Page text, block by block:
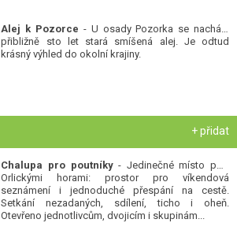
Alej k Pozorce - U osady Pozorka se nachází
přibližně sto let stará smíšená alej. Je odtud
krásný výhled do okolní krajiny.
+ přidat
Chalupa pro poutníky- Jedinečné místo pod
Orlickými horami: prostor pro víkendová
seznámení i jednoduché přespání na cestě.
Setkání nezadaných, sdílení, ticho i oheň.
Otevřeno jednotlivcům, dvojicím i skupinám...